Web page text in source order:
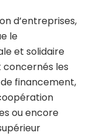
d’entreprises,
le
et solidaire
concernés les
financement,
ou encore